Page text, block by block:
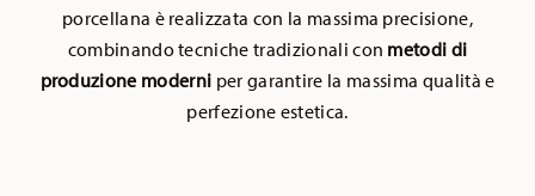
porcellana è realizzata con la massima precisione,
combinando tecniche tradizionali con metodi di
produzione moderni per garantire la massima qualità e
perfezione estetica.